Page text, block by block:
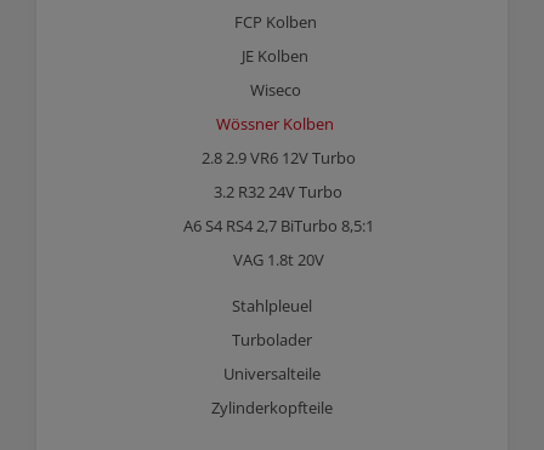
FCP Kolben
JE Kolben
Wiseco
Wössner Kolben
2.8 2.9 VR6 12V Turbo
3.2 R32 24V Turbo
A6 S4 RS4 2,7 BiTurbo 8,5:1
VAG 1.8t 20V
Stahlpleuel
Turbolader
Universalteile
Zylinderkopfteile